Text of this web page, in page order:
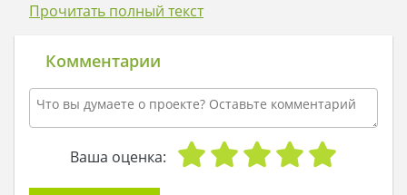
декор.
балюстрадами, прямоугольные бассажи на
углах, подкрышный карниз по всему периметру
дома, прямые и арочные наличники
гармонично сочетаются с бежевой штукатуркой
стен. Контраст с коричневым цветом
натуральной черепицы наполняет экстерьер
Прочитать полный текст
Комментарии
Ваша оценка: